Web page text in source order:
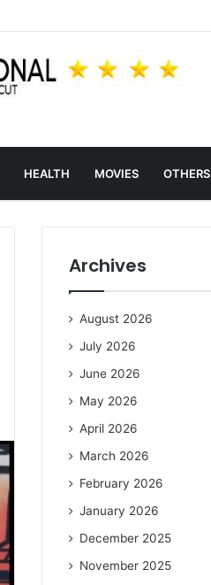
HEALTH MOVIES OTHERS
Archives
August 2026
July 2026
June 2026
May 2026
April 2026
March 2026
February 2026
January 2026
December 2025
November 2025